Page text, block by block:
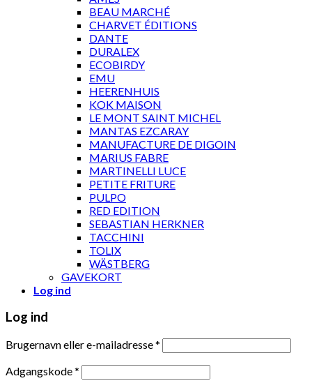
BEAU MARCHÉ
CHARVET ÉDITIONS
DANTE
DURALEX
ECOBIRDY
EMU
HEERENHUIS
KOK MAISON
LE MONT SAINT MICHEL
MANTAS EZCARAY
MANUFACTURE DE DIGOIN
MARIUS FABRE
MARTINELLI LUCE
PETITE FRITURE
PULPO
RED EDITION
SEBASTIAN HERKNER
TACCHINI
TOLIX
WÄSTBERG
GAVEKORT
Log ind
Log ind
Brugernavn eller e-mailadresse*
Adgangskode*